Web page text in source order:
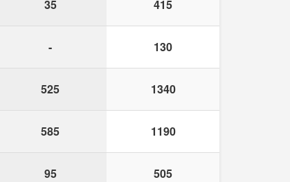
35 415
- 130
525 1340
585 1190
95 505